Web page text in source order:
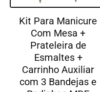
Kit Para Manicure
Com Mesa +
Prateleira de
Esmaltes +
Carrinho Auxiliar
com 3 Bandejas e